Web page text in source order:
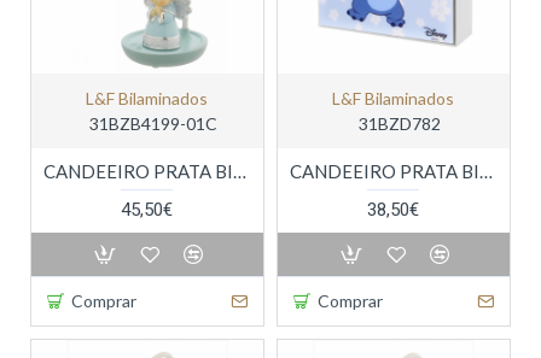
L&f Bilaminados
31BZB4199-01C
CANDEEIRO PRATA BILAMINADA
45,50€
Comprar
L&f Bilaminados
31BZD782
CANDEEIRO PRATA BILAMINADA
38,50€
Comprar